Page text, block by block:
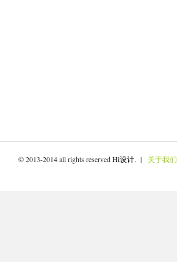
© 2013-2014 all rights reservedHi设计. | 关于我们